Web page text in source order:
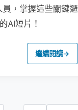
，掌握這些關鍵邏
AI短片！
繼續閱讀→